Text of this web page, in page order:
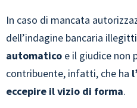
In caso di mancata
dell’indagine bancaria
automatico e il giudice non
contribuente, infatti, che ha
eccepire il vizio di forma.